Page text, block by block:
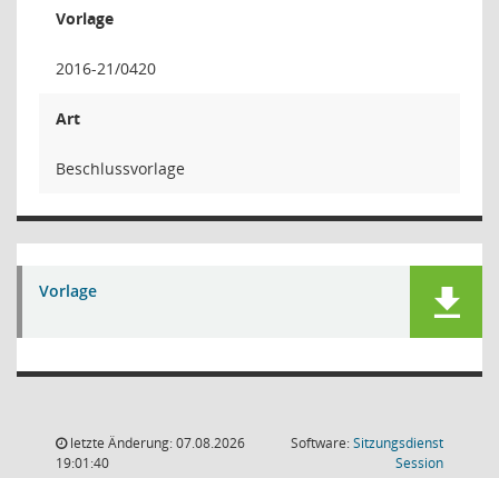
Vorlage
2016-21/0420
Art
Beschlussvorlage
Vorlage
letzte Änderung: 07.08.2026
19:01:40
Software:Sitzungsdienst
Session(Wird in